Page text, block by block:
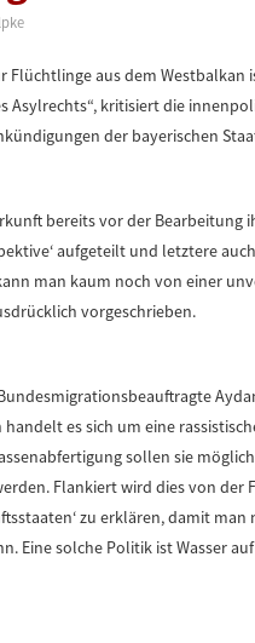
Flüchtlinge aus dem Westbalkan
Asylrechts“, kritisiert die
der bayerischen
bereits vor der Bearbeitung
aufgeteilt und letztere
man kaum noch von einer
vorgeschrieben.
handelt es sich um eine
sollen sie
Flankiert wird dies von der
zu erklären, damit
Eine solche Politik ist Wasser